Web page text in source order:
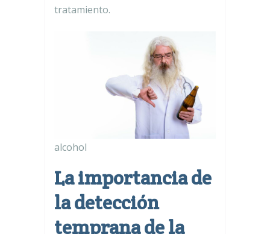
tratamiento.
alcohol
La importancia de
la detección
temprana de la